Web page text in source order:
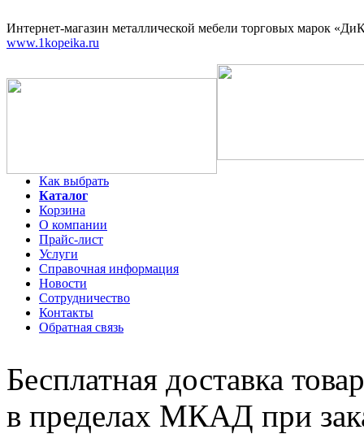
Интернет-магазин металлической мебели торговых марок
www.1kopeika.ru
Как выбрать
Каталог
Корзина
О компании
Прайс-лист
Услуги
Справочная информация
Новости
Сотрудничество
Контакты
Обратная связь
Бесплатная доставка
в пределах МКАД при